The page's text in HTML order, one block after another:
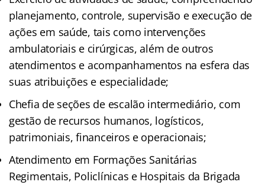
planejamento, controle, supervisão e execução de
ações em saúde, tais como intervenções
ambulatoriais e cirúrgicas, além de outros
atendimentos e acompanhamentos na esfera das
suas atribuições e especialidade;
Chefia de seções de escalão intermediário, com
gestão de recursos humanos, logísticos,
patrimoniais, financeiros e operacionais;
Atendimento em Formações Sanitárias
Regimentais, Policlínicas e Hospitais da Brigada